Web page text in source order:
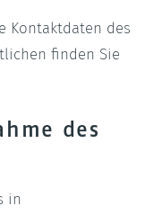
Kontaktdaten des
finden Sie
des
in